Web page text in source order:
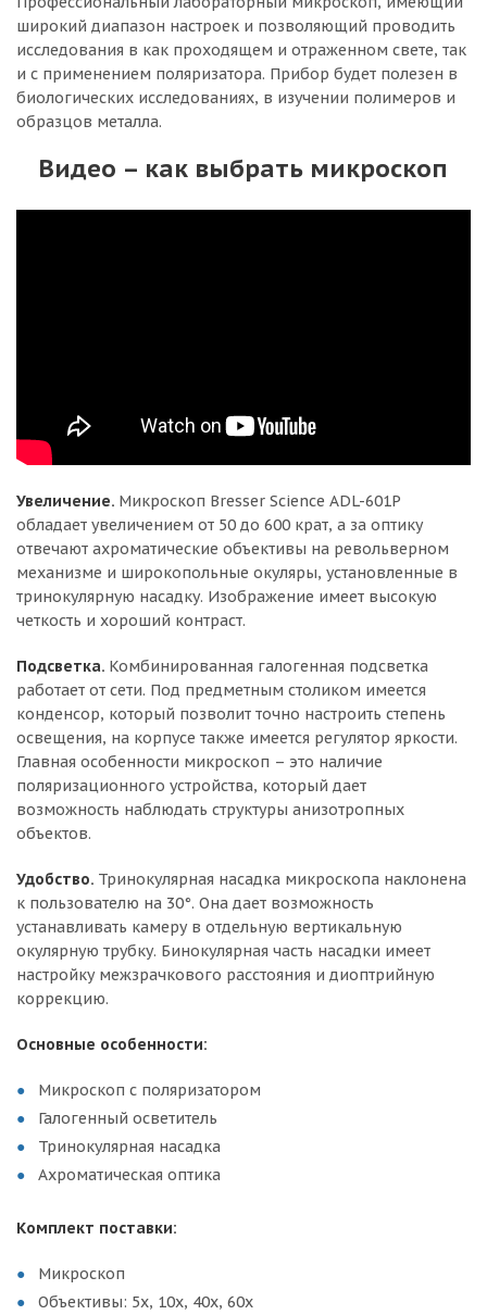
широкий диапазон настроек и позволяющий проводить
исследования в как проходящем и отраженном свете, так
и с применением поляризатора. Прибор будет полезен в
биологических исследованиях, в изучении полимеров и
образцов металла.
Видео – как выбрать микроскоп
Увеличение. Микроскоп Bresser Science ADL-601P
обладает увеличением от 50 до 600 крат, а за оптику
отвечают ахроматические объективы на револьверном
механизме и широкопольные окуляры, установленные в
тринокулярную насадку. Изображение имеет высокую
четкость и хороший контраст.
Подсветка. Комбинированная галогенная подсветка
работает от сети. Под предметным столиком имеется
конденсор, который позволит точно настроить степень
освещения, на корпусе также имеется регулятор яркости.
Главная особенности микроскоп – это наличие
поляризационного устройства, который дает
возможность наблюдать структуры анизотропных
объектов.
Удобство. Тринокулярная насадка микроскопа наклонена
к пользователю на 30°. Она дает возможность
устанавливать камеру в отдельную вертикальную
окулярную трубку. Бинокулярная часть насадки имеет
настройку межзрачкового расстояния и диоптрийную
коррекцию.
Основные особенности:
Микроскоп с поляризатором
Галогенный осветитель
Тринокулярная насадка
Ахроматическая оптика
Комплект поставки:
Микроскоп
Объективы: 5x, 10x, 40x, 60x